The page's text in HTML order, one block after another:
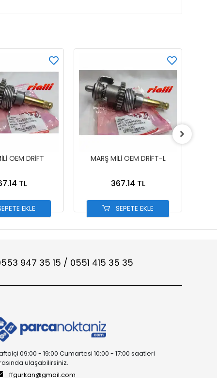
OEM DRİFT
TL
EKLE
MARŞ MİLİ OEM DRİFT-L
367.14 TL
SEPETE EKLE
947 35 15 / 0551 415 35 35
09:00 - 19:00 Cumartesi 10:00 - 17:00 saatleri
ulaşabilirsiniz.
ffgurkan@gmail.com